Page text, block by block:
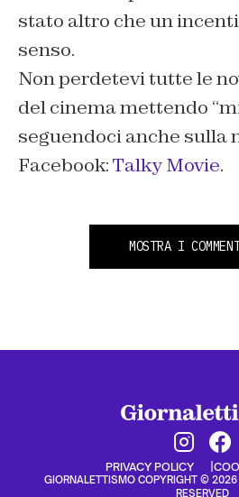
stato altro che un
senso.
Non perdetevi tutte le
del cinema mettendo
seguendoci anche sulla
Facebook:Talky Movie.
MOSTRA I
PRIVACY POLICY
GIORNALETTISMO COPYRIGHT ©
RESERVED